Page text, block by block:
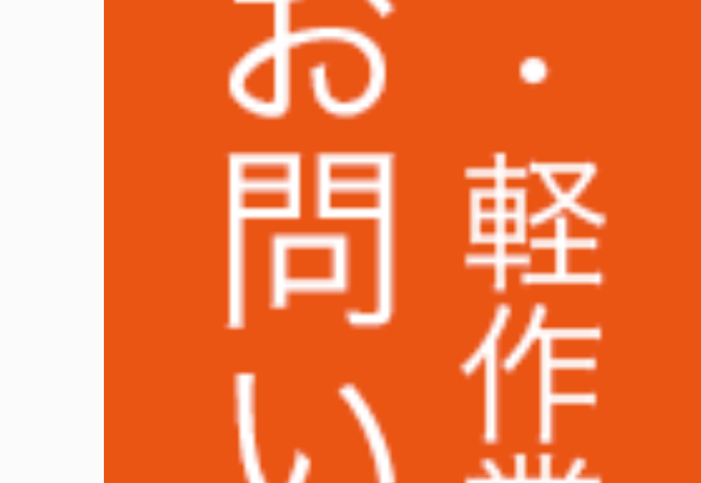
株式会社二木ゴルフ様
野村不動産パートナーズ株式会社様
株式会社KANKO
株式会社ケンコーエクスプレス様
UAゼンセン労働組合様